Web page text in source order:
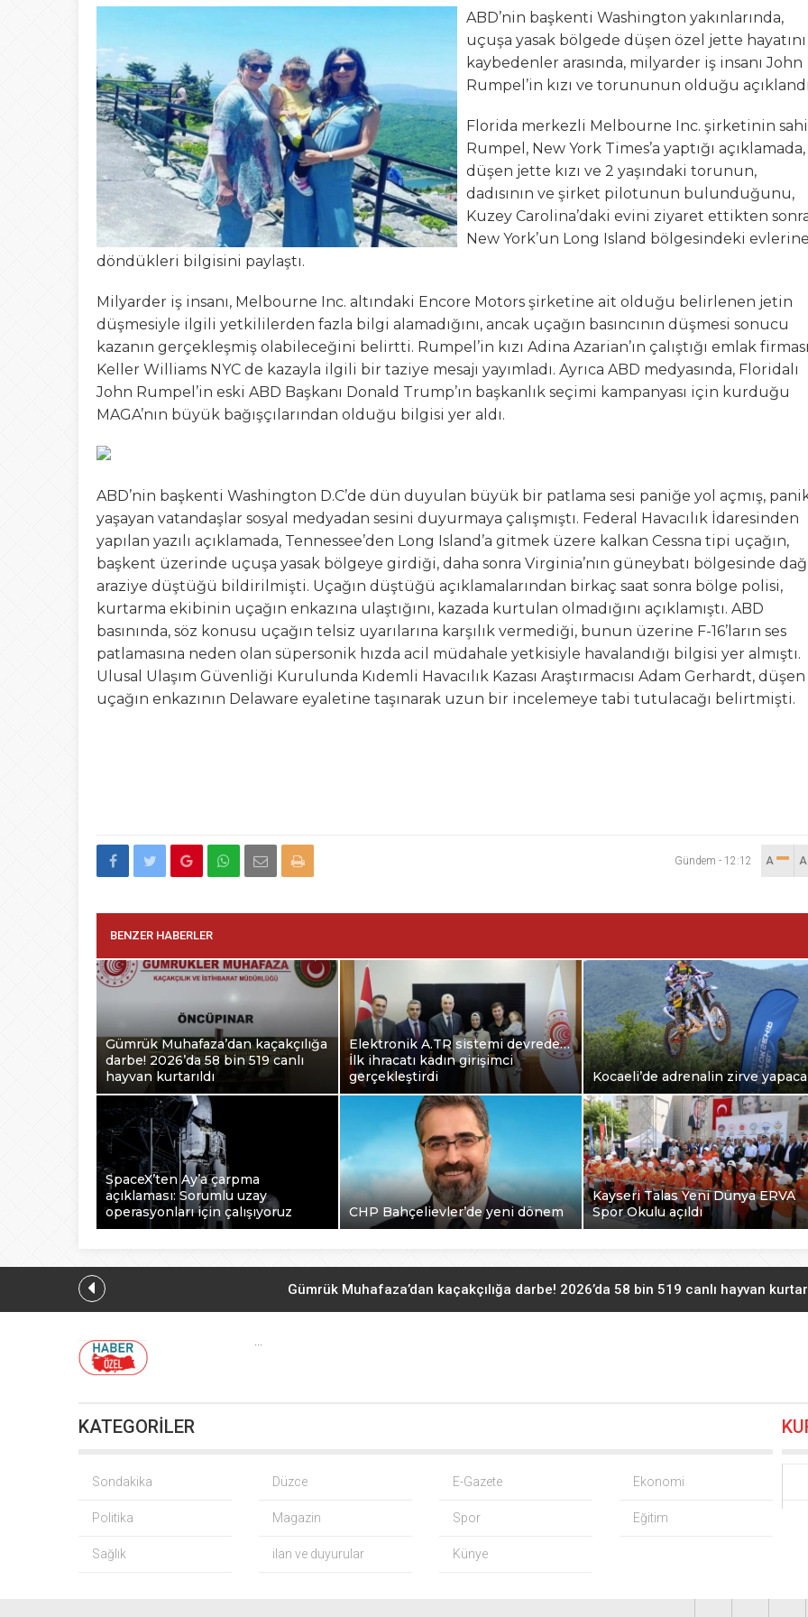
22:00 Düzce’de “Yetki Alanı” Tartışması: Belediye Başkanı Özlü’ye Yönelik Sözlere
Tepki
13:23 Şafak Engin’den “asılsız haber” açıklaması
15:02 Türk Avcıları Kütahya Valisine tepki gösterdi
00:22 Yığılca’da Patpat Kazası: 3’ü Çocuk 7 Kişi Yaralandı
23:50 Akçakoca’da boğulma paniği
ABD’nin başkenti Washington yakınlarında,
uçuşa yasak bölgede düşen özel jette hayatını
kaybedenler arasında, milyarder iş insanı John
Rumpel’in kızı ve torununun olduğu
Florida merkezli Melbourne Inc. şirketinin
Rumpel, New York Times’a yaptığı açıklamada,
düşen jette kızı ve 2 yaşındaki torunun,
dadısının ve şirket pilotunun bulunduğunu,
Kuzey Carolina’daki evini ziyaret ettikten
New York’un Long Island bölgesindeki
döndükleri bilgisini paylaştı.
Milyarder iş insanı, Melbourne Inc. altındaki Encore Motors şirketine ait olduğu belirlenen jetin
düşmesiyle ilgili yetkililerden fazla bilgi alamadığını, ancak uçağın basıncının düşmesi sonucu
kazanın gerçekleşmiş olabileceğini belirtti. Rumpel’in kızı Adina Azarian’ın çalıştığı emlak
Keller Williams NYC de kazayla ilgili bir taziye mesajı yayımladı. Ayrıca ABD medyasında, Floridalı
John Rumpel’in eski ABD Başkanı Donald Trump’ın başkanlık seçimi kampanyası için kurduğu
MAGA’nın büyük bağışçılarından olduğu bilgisi yer aldı.
ABD’nin başkenti Washington D.C’de dün duyulan büyük bir patlama sesi paniğe yol açmış,
yaşayan vatandaşlar sosyal medyadan sesini duyurmaya çalışmıştı. Federal Havacılık İdaresinden
yapılan yazılı açıklamada, Tennessee’den Long Island’a gitmek üzere kalkan Cessna tipi uçağın,
başkent üzerinde uçuşa yasak bölgeye girdiği, daha sonra Virginia’nın güneybatı bölgesinde
araziye düştüğü bildirilmişti. Uçağın düştüğü açıklamalarından birkaç saat sonra bölge polisi,
kurtarma ekibinin uçağın enkazına ulaştığını, kazada kurtulan olmadığını açıklamıştı. ABD
basınında, söz konusu uçağın telsiz uyarılarına karşılık vermediği, bunun üzerine F-16’ların ses
patlamasına neden olan süpersonik hızda acil müdahale yetkisiyle havalandığı bilgisi yer almıştı.
Ulusal Ulaşım Güvenliği Kurulunda Kıdemli Havacılık Kazası Araştırmacısı Adam Gerhardt, düşen
uçağın enkazının Delaware eyaletine taşınarak uzun bir incelemeye tabi tutulacağı belirtmişti.
Gündem - 12:12 A
BENZER HABERLER
Gümrük Muhafaza’dan kaçakçılığa
darbe! 2026’da 58 bin 519 canlı
hayvan kurtarıldı
Elektronik A.TR sistemi devrede…
İlk ihracatı kadın girişimci
gerçekleştirdi
Kocaeli’de adrenalin zirve
SpaceX’ten Ay’a çarpma
açıklaması: Sorumlu uzay
operasyonları için çalışıyoruz
CHP Bahçelievler’de yeni dönem
Kayseri Talas Yeni Dünya ERVA
Spor Okulu açıldı
Gümrük Muhafaza’dan kaçakçılığa darbe! 2026’da 58 bin 519 canlı hayvan
SpaceX’ten Ay’a çarpma açıklaması: Sorumlu uzay operasyonları için
CHP Bahçelievler’de yeni dönem 06.08.2026 10:00
Kayseri Talas Yeni Dünya ERVA Spor Okulu açıldı
Rüzgar sert esecek, sıcaklık değişmeyecek
KATEGORİLER
Sondakika Düzce E-Gazete Ekonomi
Politika Magazin Spor Eğitim
Sağlık ilan ve duyurular Künye